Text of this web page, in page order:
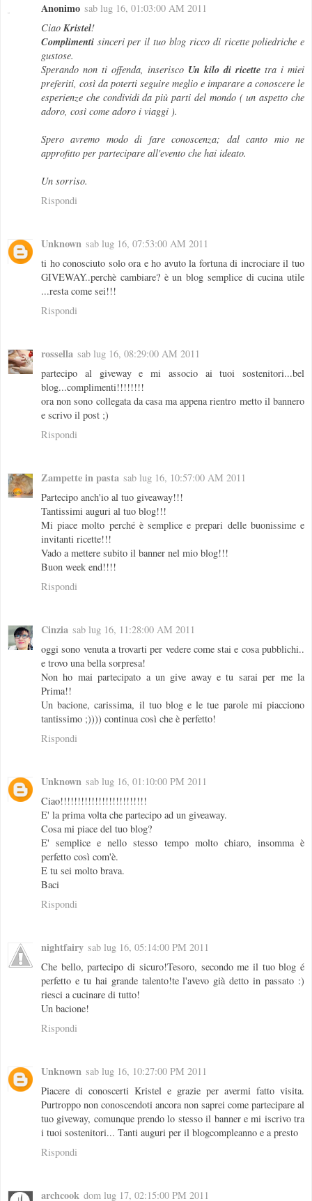
Anonimo sab lug 16, 01:03:00 AM 2011
CiaoKristel!
Complimenti sinceri per il tuo blog ricco di ricette poliedriche e
gustose.
Sperando non ti offenda, inserisco Un kilo di ricette tra i miei
preferiti, così da poterti seguire meglio e imparare a conoscere le
esperienze che condividi da più parti del mondo ( un aspetto che
adoro, così come adoro i viaggi ).
Spero avremo modo di fare conoscenza; dal canto mio ne
approfitto per partecipare all'evento che hai ideato.
Un sorriso.
Rispondi
Unknown sab lug 16, 07:53:00 AM 2011
ti ho conosciuto solo ora e ho avuto la fortuna di incrociare il tuo
GIVEWAY..perchè cambiare? è un blog semplice di cucina utile
...resta come sei!!!
Rispondi
rossella sab lug 16, 08:29:00 AM 2011
partecipo al giveway e mi associo ai tuoi sostenitori...bel
blog...complimenti!!!!!!!!
ora non sono collegata da casa ma appena rientro metto il bannero
e scrivo il post ;)
Rispondi
Zampette in pasta sab lug 16, 10:57:00 AM 2011
Partecipo anch'io al tuo giveaway!!!
Tantissimi auguri al tuo blog!!!
Mi piace molto perché è semplice e prepari delle buonissime e
invitanti ricette!!!
Vado a mettere subito il banner nel mio blog!!!
Buon week end!!!!
Rispondi
Cinzia sab lug 16, 11:28:00 AM 2011
oggi sono venuta a trovarti per vedere come stai e cosa pubblichi..
e trovo una bella sorpresa!
Non ho mai partecipato a un give away e tu sarai per me la
Prima!!
Un bacione, carissima, il tuo blog e le tue parole mi piacciono
tantissimo ;)))) continua così che è perfetto!
Rispondi
Unknown sab lug 16, 01:10:00 PM 2011
Ciao!!!!!!!!!!!!!!!!!!!!!!!!!
E' la prima volta che partecipo ad un giveaway.
Cosa mi piace del tuo blog?
E' semplice e nello stesso tempo molto chiaro, insomma è
perfetto così com'è.
E tu sei molto brava.
Baci
Rispondi
nightfairy sab lug 16, 05:14:00 PM 2011
Che bello, partecipo di sicuro!Tesoro, secondo me il tuo blog é
perfetto e tu hai grande talento!te l'avevo già detto in passato :)
riesci a cucinare di tutto!
Un bacione!
Rispondi
Unknown sab lug 16, 10:27:00 PM 2011
Piacere di conoscerti Kristel e grazie per avermi fatto visita.
Purtroppo non conoscendoti ancora non saprei come partecipare al
tuo giveway, comunque prendo lo stesso il banner e mi iscrivo tra
i tuoi sostenitori... Tanti auguri per il blogcompleanno e a presto
Rispondi
archcook dom lug 17, 02:15:00 PM 2011